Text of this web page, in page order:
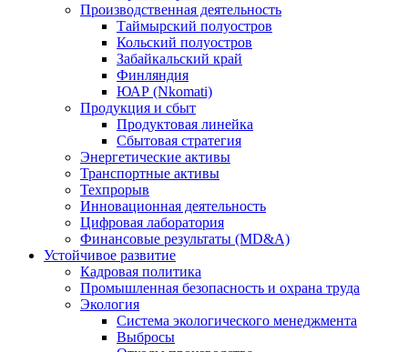
Производственная деятельность
Таймырский полуостров
Кольский полуостров
Забайкальский край
Финляндия
ЮАР (Nkomati)
Продукция и сбыт
Продуктовая линейка
Сбытовая стратегия
Энергетические активы
Транспортные активы
Техпрорыв
Инновационная деятельность
Цифровая лаборатория
Финансовые результаты (MD&A)
Устойчивое развитие
Кадровая политика
Промышленная безопасность и охрана труда
Экология
Система экологического менеджмента
Выбросы